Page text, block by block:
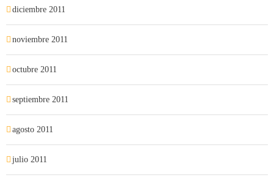
diciembre 2011
noviembre 2011
octubre 2011
septiembre 2011
agosto 2011
julio 2011